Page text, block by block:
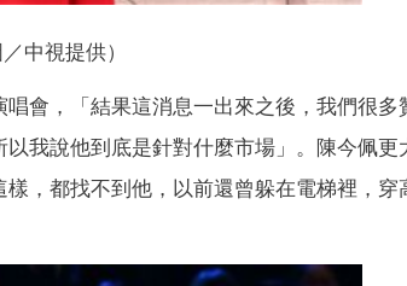
中視提供）
會，「結果這消息一出來之後，我們很多
我說他到底是針對什麼市場」。陳今佩更
，都找不到他，以前還曾躲在電梯裡，穿